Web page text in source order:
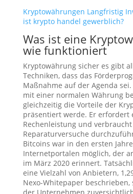
Kryptowährungen Langfristig
ist krypto handel gewerblich?
Was ist eine
wie funktioniert
Kryptowährung sicher es gibt
Techniken, dass das
Maßnahme auf der Agenda
mit einer normalen Währung
gleichzeitig die Vorteile der
präsentiert werde. Er erfordert
Rechenleistung und
Reparaturversuche
Bitcoins war in den ersten
Internetportalen möglich, der
im März 2020 erinnert.
eine Vielzahl von Anbietern,
Nexo-Whitepaper beschrieben,